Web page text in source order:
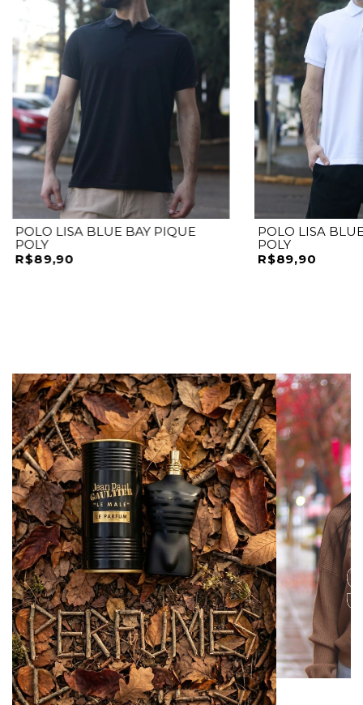
POLO LISA BLUE BAY PIQUE
POLY
R$89,90
POLO LISA
POLY
R$89,90